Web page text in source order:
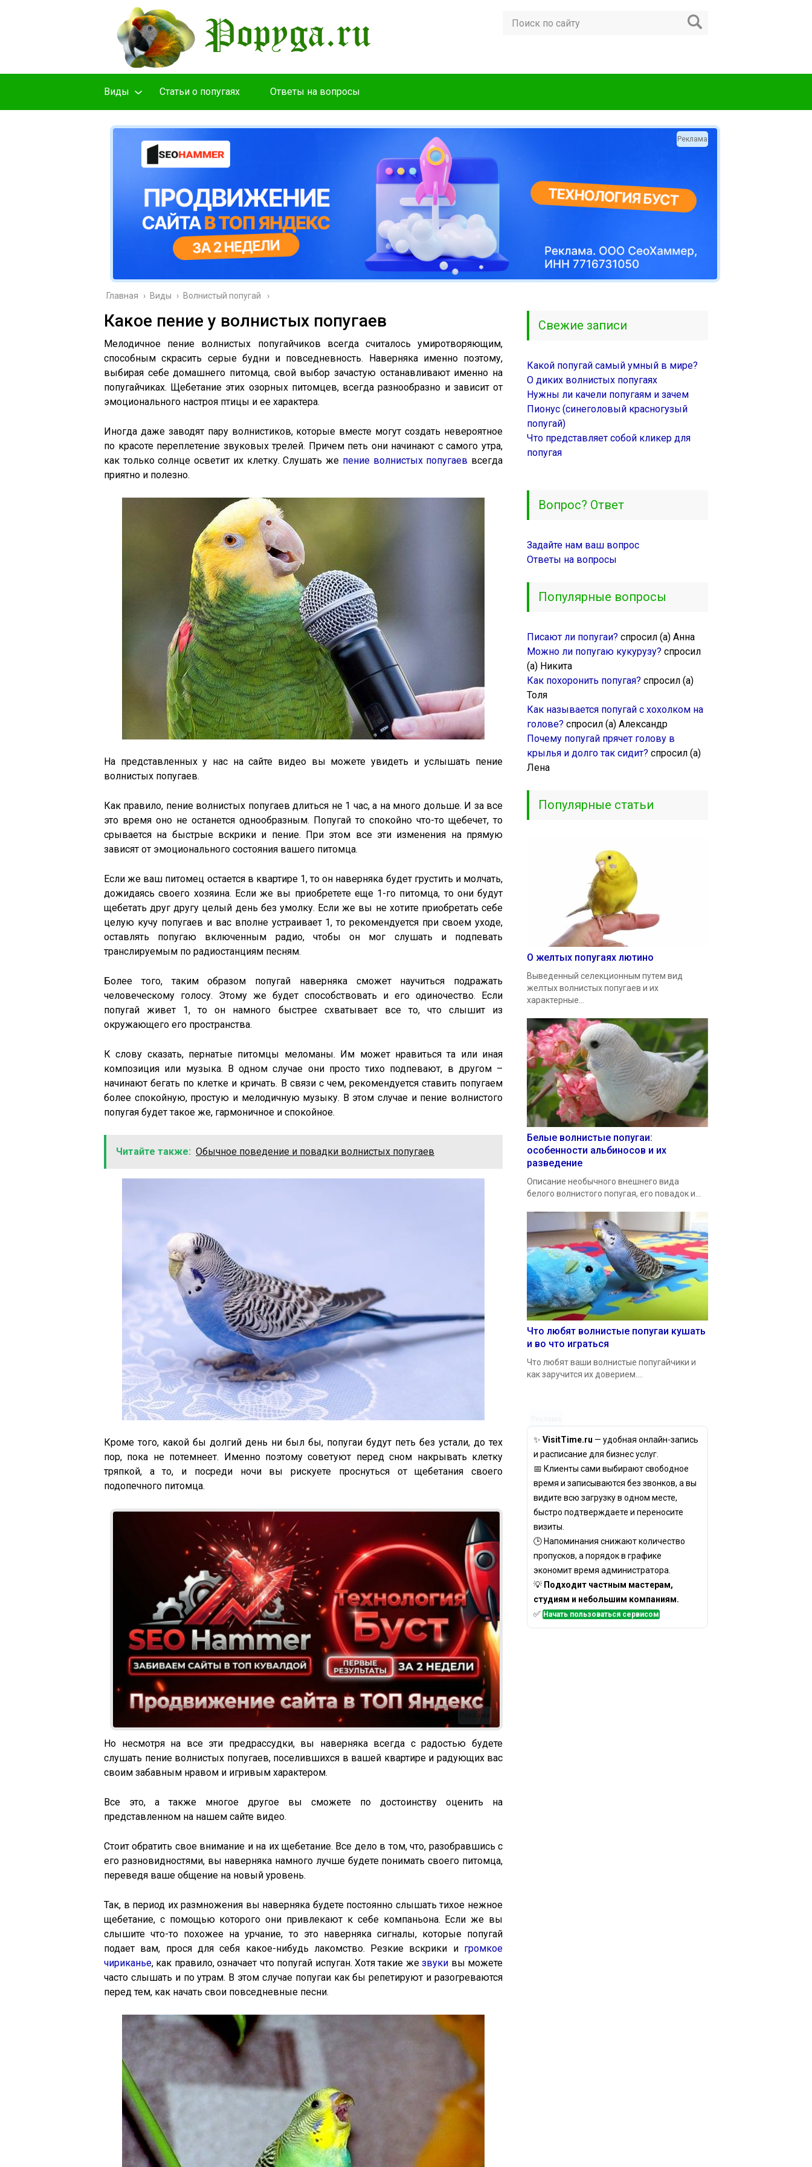
Виды Cтатьи о попугаях Ответы на вопросы
Реклама
Главная › Виды › Волнистый попугай
Какое пение у волнистых попугаев
Мелодичное пение волнистых попугайчиков всегда считалось умиротворяющим,
способным скрасить серые будни и повседневность. Наверняка именно поэтому,
выбирая себе домашнего питомца, свой выбор зачастую останавливают именно на
попугайчиках. Щебетание этих озорных питомцев, всегда разнообразно и зависит от
эмоционального настроя птицы и ее характера.
Иногда даже заводят пару волнистиков, которые вместе могут создать невероятное
по красоте переплетение звуковых трелей. Причем петь они начинают с самого утра,
как только солнце осветит их клетку. Слушать же пение волнистых попугаев всегда
приятно и полезно.
На представленных у нас на сайте видео вы можете увидеть и услышать пение
волнистых попугаев.
Как правило, пение волнистых попугаев длиться не 1 час, а на много дольше. И за все
это время оно не останется однообразным. Попугай то спокойно что-то щебечет, то
срывается на быстрые вскрики и пение. При этом все эти изменения на прямую
зависят от эмоционального состояния вашего питомца.
Если же ваш питомец остается в квартире 1, то он наверняка будет грустить и молчать,
дожидаясь своего хозяина. Если же вы приобретете еще 1-го питомца, то они будут
щебетать друг другу целый день без умолку. Если же вы не хотите приобретать себе
целую кучу попугаев и вас вполне устраивает 1, то рекомендуется при своем уходе,
оставлять попугаю включенным радио, чтобы он мог слушать и подпевать
транслируемым по радиостанциям песням.
Более того, таким образом попугай наверняка сможет научиться подражать
человеческому голосу. Этому же будет способствовать и его одиночество. Если
попугай живет 1, то он намного быстрее схватывает все то, что слышит из
окружающего его пространства.
К слову сказать, пернатые питомцы меломаны. Им может нравиться та или иная
композиция или музыка. В одном случае они просто тихо подпевают, в другом –
начинают бегать по клетке и кричать. В связи с чем, рекомендуется ставить попугаем
более спокойную, простую и мелодичную музыку. В этом случае и пение волнистого
попугая будет такое же, гармоничное и спокойное.
Читайте также: Обычное поведение и повадки волнистых попугаев
Кроме того, какой бы долгий день ни был бы, попугаи будут петь без устали, до тех
пор, пока не потемнеет. Именно поэтому советуют перед сном накрывать клетку
тряпкой, а то, и посреди ночи вы рискуете проснуться от щебетания своего
подопечного питомца.
Реклама
Но несмотря на все эти предрассудки, вы наверняка всегда с радостью будете
слушать пение волнистых попугаев, поселившихся в вашей квартире и радующих вас
своим забавным нравом и игривым характером.
Все это, а также многое другое вы сможете по достоинству оценить на
представленном на нашем сайте видео.
Стоит обратить свое внимание и на их щебетание. Все дело в том, что, разобравшись с
его разновидностями, вы наверняка намного лучше будете понимать своего питомца,
переведя ваше общение на новый уровень.
Так, в период их размножения вы наверняка будете постоянно слышать тихое нежное
щебетание, с помощью которого они привлекают к себе компаньона. Если же вы
слышите что-то похожее на урчание, то это наверняка сигналы, которые попугай
подает вам, прося для себя какое-нибудь лакомство. Резкие вскрики и громкое
чириканье, как правило, означает что попугай испуган. Хотя такие жезвуки вы можете
часто слышать и по утрам. В этом случае попугаи как бы репетируют и разогреваются
перед тем, как начать свои повседневные песни.
Свежие записи
Какой попугай самый умный в мире?
О диких волнистых попугаях
Нужны ли качели попугаям и зачем
Пионус (синеголовый красногузый
попугай)
Что представляет собой кликер для
попугая
Вопрос? Ответ
Задайте нам ваш вопрос
Ответы на вопросы
Популярные вопросы
Писают ли попугаи? спросил (а) Анна
Можно ли попугаю кукурузу? спросил
(а) Никита
Как похоронить попугая? спросил (а)
Толя
Как называется попугай с хохолком на
голове? спросил (а) Александр
Почему попугай прячет голову в
крылья и долго так сидит? спросил (а)
Лена
Популярные статьи
О желтых попугаях лютино
Выведенный селекционным путем вид
желтых волнистых попугаев и их
характерные...
Белые волнистые попугаи:
особенности альбиносов и их
разведение
Описание необычного внешнего вида
белого волнистого попугая, его повадок и...
Что любят волнистые попугаи кушать
и во что играться
Что любят ваши волнистые попугайчики и
как заручится их доверием....
✨ VisitTime.ru — удобная онлайн-запись
и расписание для бизнес услуг.
📅 Клиенты сами выбирают свободное
время и записываются без звонков, а вы
видите всю загрузку в одном месте,
быстро подтверждаете и переносите
визиты.
🕒 Напоминания снижают количество
пропусков, а порядок в графике
экономит время администратора.
💡 Подходит частным мастерам,
студиям и небольшим компаниям.
✅ Начать пользоваться сервисом